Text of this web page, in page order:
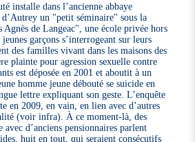
installe dans l’ancienne abbaye
un "petit séminaire" sous la
de Langeac", une école privée hors
garçons s’interrogeant sur leurs
des familles vivant dans les maisons des
plainte pour agression sexuelle contre
est déposée en 2001 et aboutit à un
homme jeune débouté se suicide en
lettre expliquant son geste. L’enquête
en 2009, en vain, en lien avec d’autres
(voir infra). À ce moment-là, des
avec d’anciens pensionnaires parlent
huit en tout, qui seraient consécutifs